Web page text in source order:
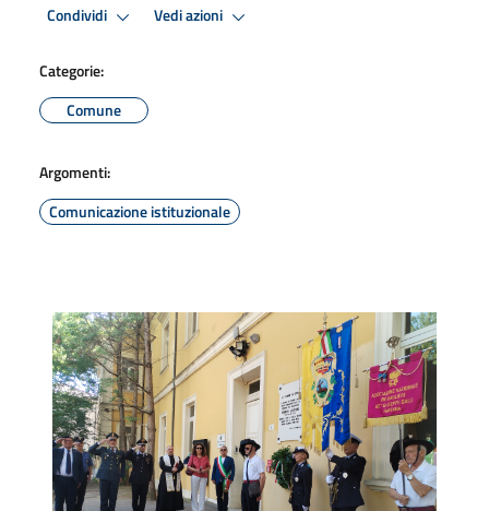
Condividi Vedi azioni
Categorie:
Comune
Argomenti:
Comunicazione istituzionale